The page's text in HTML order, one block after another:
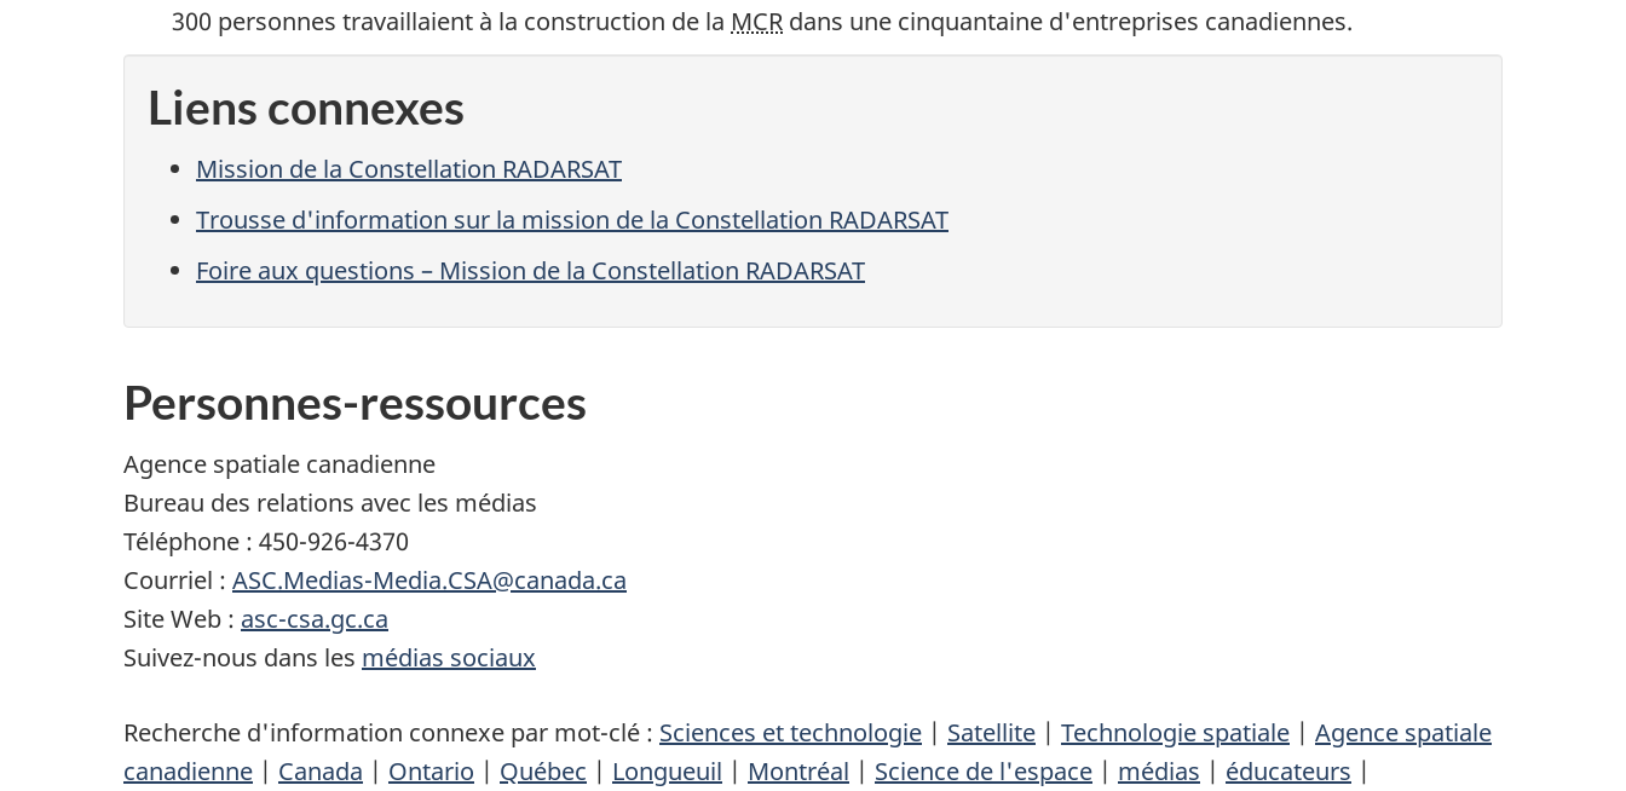
300 personnes travaillaient à la construction de la MCR dans une cinquantaine d'entreprises canadiennes.
Liens connexes
Mission de la Constellation RADARSAT
Trousse d'information sur la mission de la Constellation RADARSAT
Foire aux questions – Mission de la Constellation RADARSAT
Personnes-ressources
Agence spatiale canadienne
Bureau des relations avec les médias
Téléphone : 450-926-4370
Courriel : ASC.Medias-Media.CSA@canada.ca
Site Web : asc-csa.gc.ca
Suivez-nous dans les médias sociaux
Recherche d'information connexe par mot-clé : Sciences et technologie | Satellite | Technologie spatiale | Agence spatiale
canadienne | Canada | Ontario | Québec | Longueuil | Montréal | Science de l'espace | médias | éducateurs |